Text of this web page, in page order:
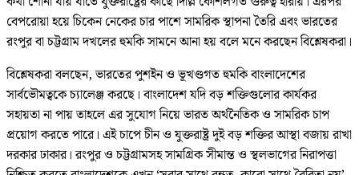
বেপরোয়া হয়ে চিকেন নেকের চার পাশে সামরিক স্থাপনা তৈরি এবং ভারতের
রংপুর বা চট্টগ্রাম দখলের হুমকি সামনে আনা হয় বলে মনে করছেন বিশ্লেষকরা।
বিশ্লেষকরা বলছেন, ভারতের পুশইন ও ভূখণ্ডগত হুমকি বাংলাদেশের
সার্বভৌমত্বকে চ্যালেঞ্জ করছে। বাংলাদেশ যদি বড় শক্তিগুলোর কার্যকর
সহায়তা না পায় তাহলে এর সুযোগ নিয়ে ভারত অর্থনৈতিক ও সামরিক চাপ
প্রয়োগ করতে পারে। এই চাপে চীন ও যুক্তরাষ্ট্র দুই বড় শক্তির আস্থা বজায় রাখা
দরকার ঢাকার। রংপুর ও চট্টগ্রামসহ সামগ্রিক সীমান্ত ও স্থলভাগের নিরাপত্তা